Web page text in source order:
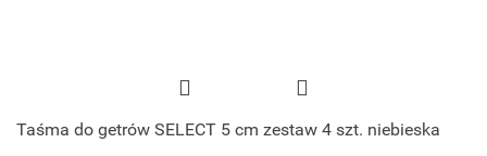
Taśma do getrów SELECT 5 cm zestaw 4 szt. niebieska